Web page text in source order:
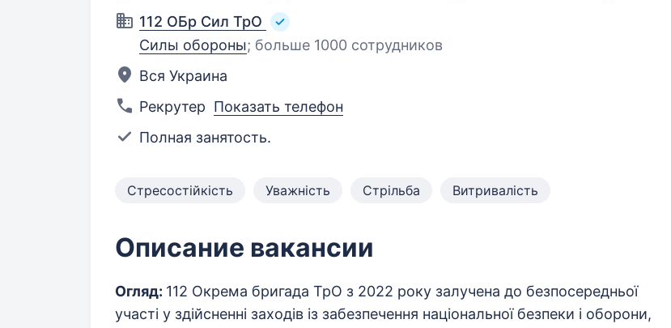
112 ОБр Сил ТрО
Силы обороны; больше 1000 сотрудников
Вся Украина
Рекрутер Показать телефон
Полная занятость.
Стресостійкість Уважність Стрільба Витривалість
Описание вакансии
Огляд: 112 Окрема бригада ТрО з 2022 року залучена до безпосередньої
участі у здійсненні заходів із забезпечення національної безпеки і оборони,